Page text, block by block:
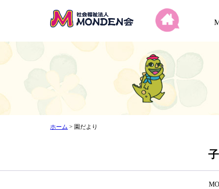
ホーム > 園だより